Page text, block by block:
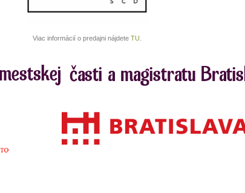
Viac informácií o predajni nájdete TU